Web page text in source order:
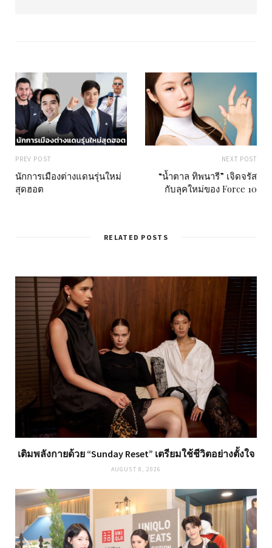
PREV POST
นักการเมืองต่างแดนรุ่นใหม่
สุดฮอต
NEXT POST
“น้ำตาล ทิพนารี” เจิดจรัส
กับลุคใหม่ของ Force 10
RELATED POSTS
เติมพลังกายด้วย “Sunday Reset” เตรียมใช้ชีวิตอย่างตั้งใจ
AUGUST 8, 2026